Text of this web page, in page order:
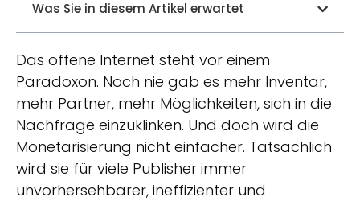
Was Sie in diesem Artikel erwartet
Das offene Internet steht vor einem
Paradoxon. Noch nie gab es mehr Inventar,
mehr Partner, mehr Möglichkeiten, sich in die
Nachfrage einzuklinken. Und doch wird die
Monetarisierung nicht einfacher. Tatsächlich
wird sie für viele Publisher immer
unvorhersehbarer, ineffizienter und